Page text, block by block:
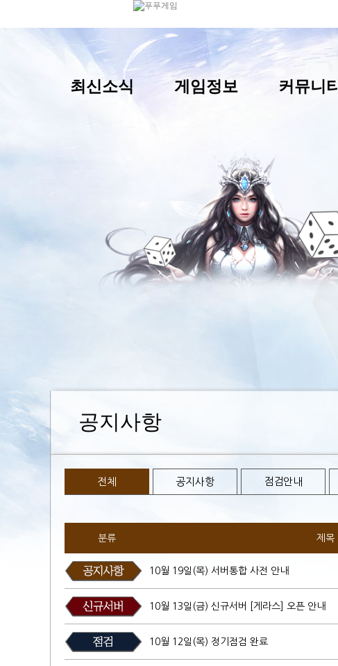
최신소식 게임정보 커뮤니티
공지사항
전체 공지사항 점검안내
분류 제목
10월 19일(목) 서버통합 사전 안내
10월 13일(금) 신규서버 [게라스] 오픈 안내
10월 12일(목) 정기점검 완료